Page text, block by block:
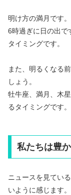
明け方の満月です。
6時過ぎに日の出で
タイミングです。
また、明るくなる
しょう。
牡牛座、満月、木
るタイミングです。
私たちは豊
ニュースを見てい
いように感じます。